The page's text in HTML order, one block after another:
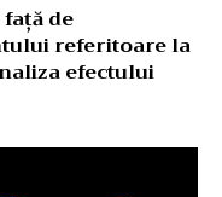
de
referitoare la
efectului